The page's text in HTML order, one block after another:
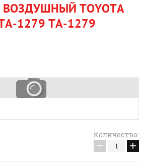
TOYOTA
1279 TA-1279
Количество:
− +